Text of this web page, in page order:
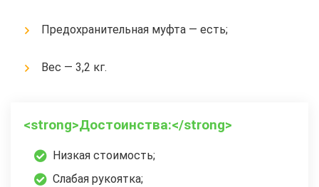
Предохранительная муфта — есть;
Вес — 3,2 кг.
<strong>Достоинства:</strong>
Низкая стоимость;
Слабая рукоятка;